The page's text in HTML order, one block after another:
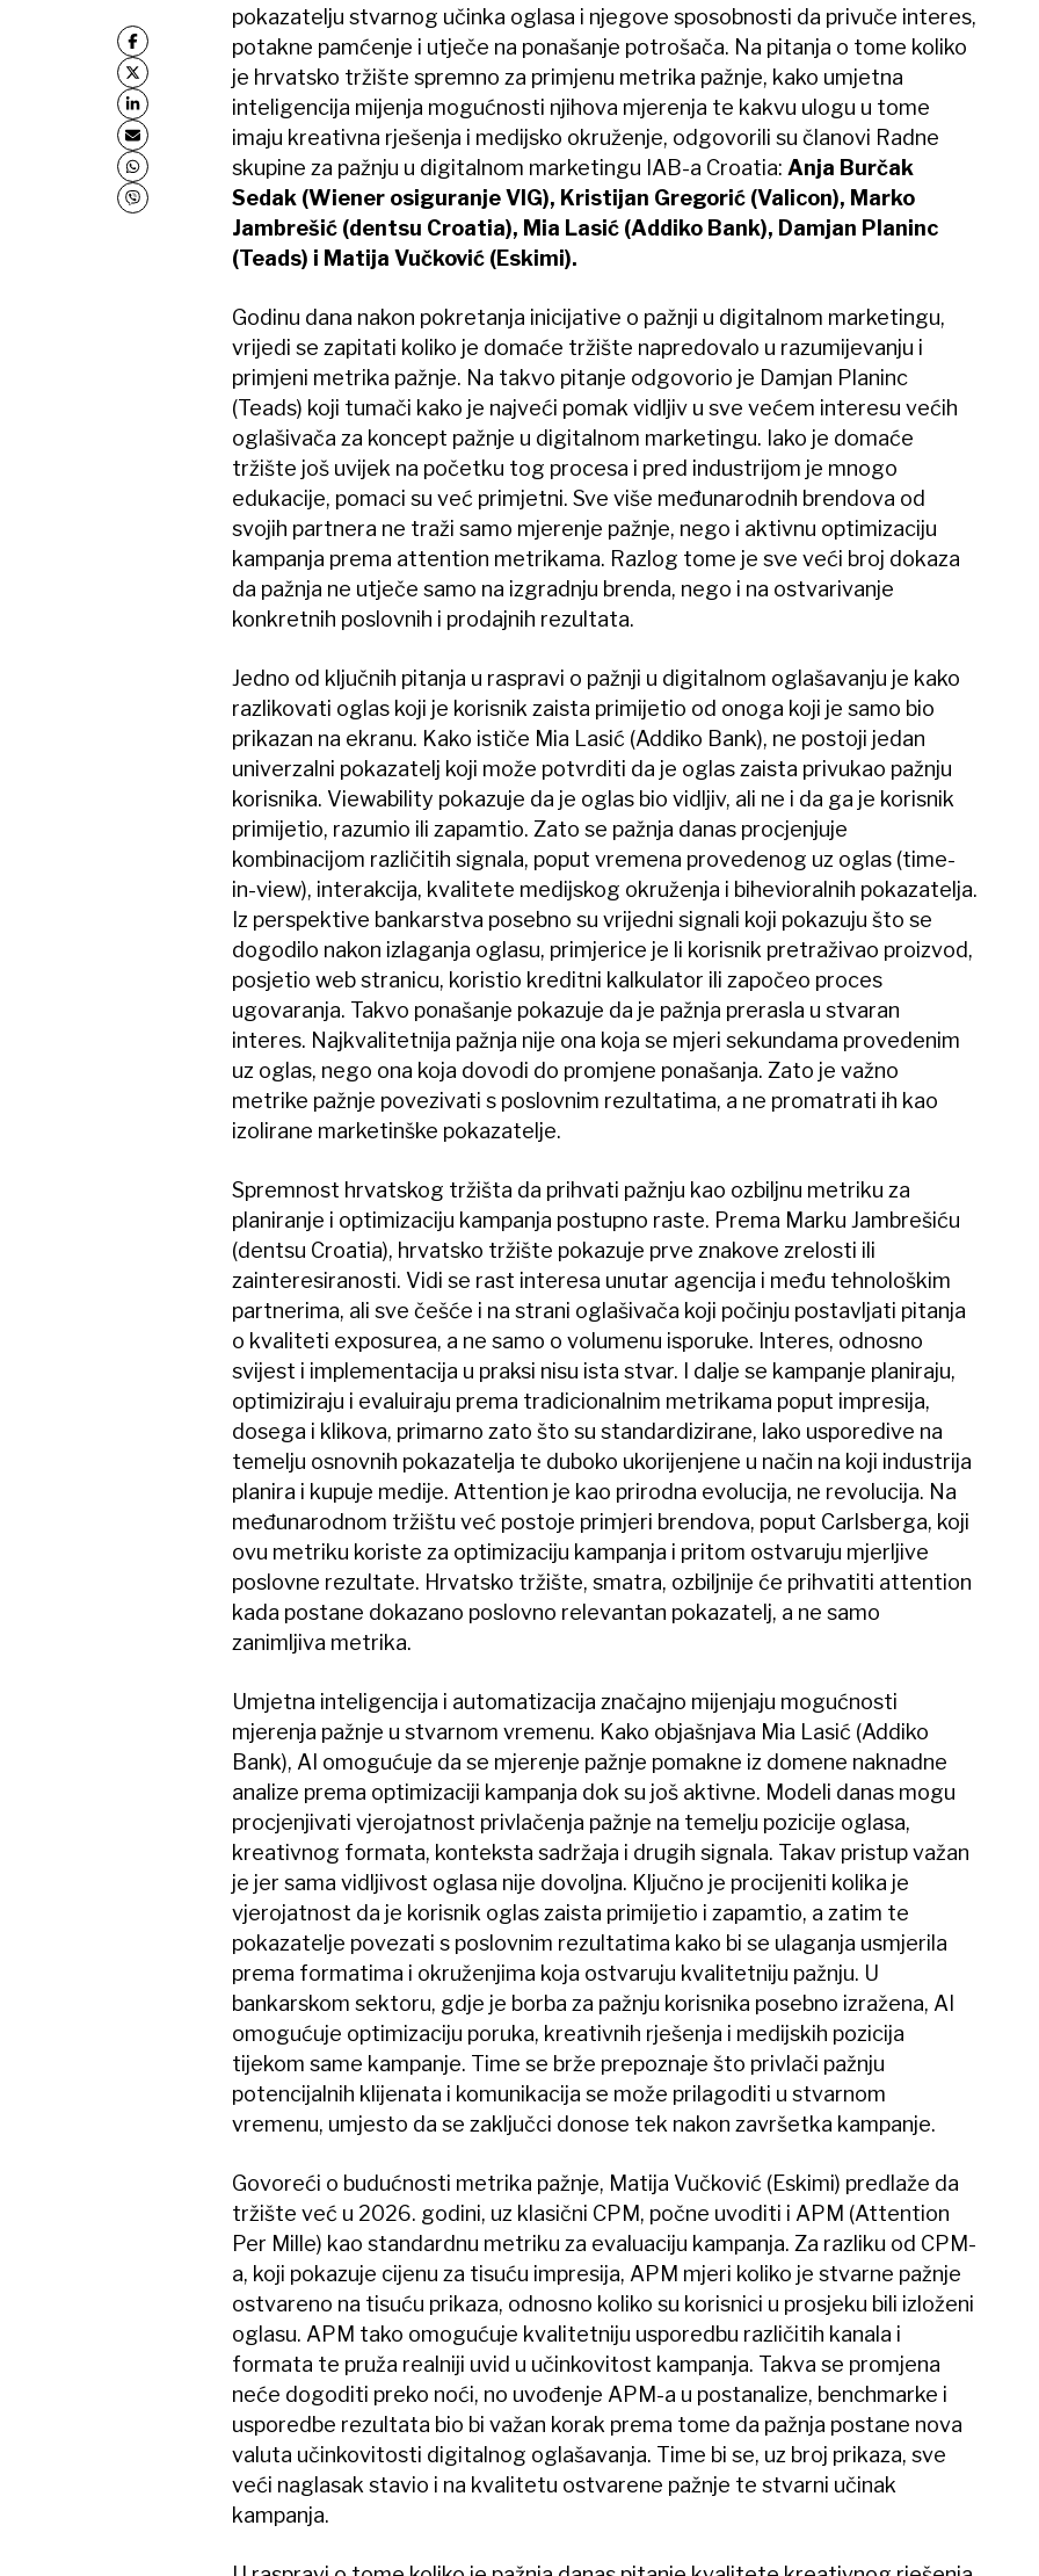
pokazatelju stvarnog učinka oglasa i njegove sposobnosti da privuče interes,
potakne pamćenje i utječe na ponašanje potrošača. Na pitanja o tome koliko
je hrvatsko tržište spremno za primjenu metrika pažnje, kako umjetna
inteligencija mijenja mogućnosti njihova mjerenja te kakvu ulogu u tome
imaju kreativna rješenja i medijsko okruženje, odgovorili su članovi Radne
skupine za pažnju u digitalnom marketingu IAB-a Croatia: Anja Burčak
Sedak (Wiener osiguranje VIG), Kristijan Gregorić (Valicon), Marko
Jambrešić (dentsu Croatia), Mia Lasić (Addiko Bank), Damjan Planinc
(Teads) i Matija Vučković (Eskimi).
Godinu dana nakon pokretanja inicijative o pažnji u digitalnom marketingu,
vrijedi se zapitati koliko je domaće tržište napredovalo u razumijevanju i
primjeni metrika pažnje. Na takvo pitanje odgovorio je Damjan Planinc
(Teads) koji tumači kako je najveći pomak vidljiv u sve većem interesu većih
oglašivača za koncept pažnje u digitalnom marketingu. Iako je domaće
tržište još uvijek na početku tog procesa i pred industrijom je mnogo
edukacije, pomaci su već primjetni. Sve više međunarodnih brendova od
svojih partnera ne traži samo mjerenje pažnje, nego i aktivnu optimizaciju
kampanja prema attention metrikama. Razlog tome je sve veći broj dokaza
da pažnja ne utječe samo na izgradnju brenda, nego i na ostvarivanje
konkretnih poslovnih i prodajnih rezultata.
Jedno od ključnih pitanja u raspravi o pažnji u digitalnom oglašavanju je kako
razlikovati oglas koji je korisnik zaista primijetio od onoga koji je samo bio
prikazan na ekranu. Kako ističe Mia Lasić (Addiko Bank), ne postoji jedan
univerzalni pokazatelj koji može potvrditi da je oglas zaista privukao pažnju
korisnika. Viewability pokazuje da je oglas bio vidljiv, ali ne i da ga je korisnik
primijetio, razumio ili zapamtio. Zato se pažnja danas procjenjuje
kombinacijom različitih signala, poput vremena provedenog uz oglas (time-
in-view), interakcija, kvalitete medijskog okruženja i bihevioralnih pokazatelja.
Iz perspektive bankarstva posebno su vrijedni signali koji pokazuju što se
dogodilo nakon izlaganja oglasu, primjerice je li korisnik pretraživao proizvod,
posjetio web stranicu, koristio kreditni kalkulator ili započeo proces
ugovaranja. Takvo ponašanje pokazuje da je pažnja prerasla u stvaran
interes. Najkvalitetnija pažnja nije ona koja se mjeri sekundama provedenim
uz oglas, nego ona koja dovodi do promjene ponašanja. Zato je važno
metrike pažnje povezivati s poslovnim rezultatima, a ne promatrati ih kao
izolirane marketinške pokazatelje.
Spremnost hrvatskog tržišta da prihvati pažnju kao ozbiljnu metriku za
planiranje i optimizaciju kampanja postupno raste. Prema Marku Jambrešiću
(dentsu Croatia), hrvatsko tržište pokazuje prve znakove zrelosti ili
zainteresiranosti. Vidi se rast interesa unutar agencija i među tehnološkim
partnerima, ali sve češće i na strani oglašivača koji počinju postavljati pitanja
o kvaliteti exposurea, a ne samo o volumenu isporuke. Interes, odnosno
svijest i implementacija u praksi nisu ista stvar. I dalje se kampanje planiraju,
optimiziraju i evaluiraju prema tradicionalnim metrikama poput impresija,
dosega i klikova, primarno zato što su standardizirane, lako usporedive na
temelju osnovnih pokazatelja te duboko ukorijenjene u način na koji industrija
planira i kupuje medije. Attention je kao prirodna evolucija, ne revolucija. Na
međunarodnom tržištu već postoje primjeri brendova, poput Carlsberga, koji
ovu metriku koriste za optimizaciju kampanja i pritom ostvaruju mjerljive
poslovne rezultate. Hrvatsko tržište, smatra, ozbiljnije će prihvatiti attention
kada postane dokazano poslovno relevantan pokazatelj, a ne samo
zanimljiva metrika.
Umjetna inteligencija i automatizacija značajno mijenjaju mogućnosti
mjerenja pažnje u stvarnom vremenu. Kako objašnjava Mia Lasić (Addiko
Bank), AI omogućuje da se mjerenje pažnje pomakne iz domene naknadne
analize prema optimizaciji kampanja dok su još aktivne. Modeli danas mogu
procjenjivati vjerojatnost privlačenja pažnje na temelju pozicije oglasa,
kreativnog formata, konteksta sadržaja i drugih signala. Takav pristup važan
je jer sama vidljivost oglasa nije dovoljna. Ključno je procijeniti kolika je
vjerojatnost da je korisnik oglas zaista primijetio i zapamtio, a zatim te
pokazatelje povezati s poslovnim rezultatima kako bi se ulaganja usmjerila
prema formatima i okruženjima koja ostvaruju kvalitetniju pažnju. U
bankarskom sektoru, gdje je borba za pažnju korisnika posebno izražena, AI
omogućuje optimizaciju poruka, kreativnih rješenja i medijskih pozicija
tijekom same kampanje. Time se brže prepoznaje što privlači pažnju
potencijalnih klijenata i komunikacija se može prilagoditi u stvarnom
vremenu, umjesto da se zaključci donose tek nakon završetka kampanje.
Govoreći o budućnosti metrika pažnje, Matija Vučković (Eskimi) predlaže da
tržište već u 2026. godini, uz klasični CPM, počne uvoditi i APM (Attention
Per Mille) kao standardnu metriku za evaluaciju kampanja. Za razliku od CPM-
a, koji pokazuje cijenu za tisuću impresija, APM mjeri koliko je stvarne pažnje
ostvareno na tisuću prikaza, odnosno koliko su korisnici u prosjeku bili izloženi
oglasu. APM tako omogućuje kvalitetniju usporedbu različitih kanala i
formata te pruža realniji uvid u učinkovitost kampanja. Takva se promjena
neće dogoditi preko noći, no uvođenje APM-a u postanalize, benchmarke i
usporedbe rezultata bio bi važan korak prema tome da pažnja postane nova
valuta učinkovitosti digitalnog oglašavanja. Time bi se, uz broj prikaza, sve
veći naglasak stavio i na kvalitetu ostvarene pažnje te stvarni učinak
kampanja.